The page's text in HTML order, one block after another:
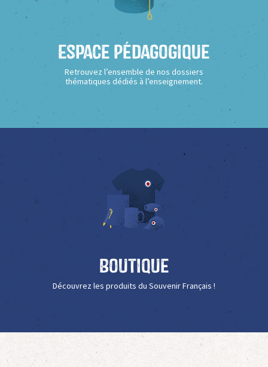
Espace Pédagogique
Retrouvez l’ensemble de nos dossiers
thématiques dédiés à l’enseignement.
Boutique
Découvrez les produits du Souvenir Français !